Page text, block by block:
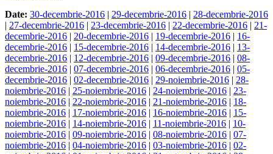
Date: 30-decembrie-2016 | 29-decembrie-2016 | 28-decembrie-2016
| 27-decembrie-2016 | 23-decembrie-2016 | 22-decembrie-2016 | 21-
decembrie-2016 | 20-decembrie-2016 | 19-decembrie-2016 | 16-
decembrie-2016 | 15-decembrie-2016 | 14-decembrie-2016 | 13-
decembrie-2016 | 12-decembrie-2016 | 09-decembrie-2016 | 08-
decembrie-2016 | 07-decembrie-2016 | 06-decembrie-2016 | 05-
decembrie-2016 | 02-decembrie-2016 | 29-noiembrie-2016 | 28-
noiembrie-2016 | 25-noiembrie-2016 | 24-noiembrie-2016 | 23-
noiembrie-2016 | 22-noiembrie-2016 | 21-noiembrie-2016 | 18-
noiembrie-2016 | 17-noiembrie-2016 | 16-noiembrie-2016 | 15-
noiembrie-2016 | 14-noiembrie-2016 | 11-noiembrie-2016 | 10-
noiembrie-2016 | 09-noiembrie-2016 | 08-noiembrie-2016 | 07-
noiembrie-2016 | 04-noiembrie-2016 | 03-noiembrie-2016 | 02-